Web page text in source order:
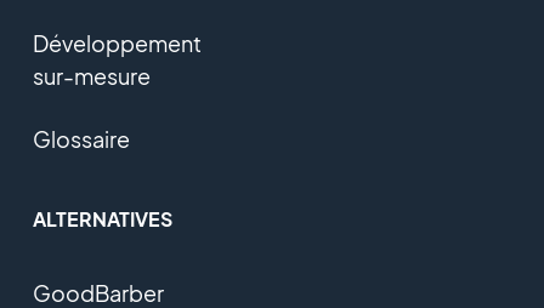
Développement
sur-mesure
Glossaire
ALTERNATIVES
GoodBarber